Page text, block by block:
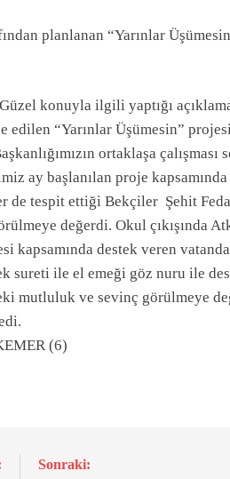
planlanan “Yarınlar
konuyla ilgili yaptığı
edilen “Yarınlar Üşümesin”
ortaklaşa çalışması
ay başlanılan proje
de tespit ettiği Bekçiler Şehit
değerdi. Okul çıkışında
kapsamında destek veren
sureti ile el emeği göz nuru ile
mutluluk ve sevinç görülmeye
Sonraki: